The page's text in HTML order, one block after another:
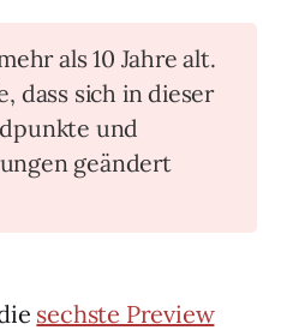
als 10 Jahre alt.
dass sich in dieser
und
geändert
sechste Preview